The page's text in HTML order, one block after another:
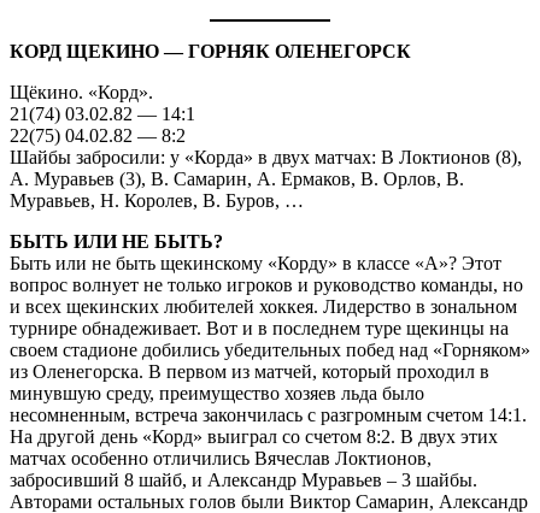
КОРД ЩЕКИНО — ГОРНЯК ОЛЕНЕГОРСК
Щёкино. «Корд».
21(74) 03.02.82 — 14:1
22(75) 04.02.82 — 8:2
Шайбы забросили: у «Корда» в двух матчах: В Локтионов (8),
А. Муравьев (3), В. Самарин, А. Ермаков, В. Орлов, В.
Муравьев, Н. Королев, В. Буров, …
БЫТЬ ИЛИ НЕ БЫТЬ?
Быть или не быть щекинскому «Корду» в классе «А»? Этот
вопрос волнует не только игроков и руководство команды, но
и всех щекинских любителей хоккея. Лидерство в зональном
турнире обнадеживает. Вот и в последнем туре щекинцы на
своем стадионе добились убедительных побед над «Горняком»
из Оленегорска. В первом из матчей, который проходил в
минувшую среду, преимущество хозяев льда было
несомненным, встреча закончилась с разгромным счетом 14:1.
На другой день «Корд» выиграл со счетом 8:2. В двух этих
матчах особенно отличились Вячеслав Локтионов,
забросивший 8 шайб, и Александр Муравьев – 3 шайбы.
Авторами остальных голов были Виктор Самарин, Александр